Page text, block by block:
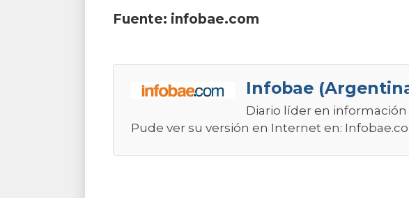
Fuente: infobae.com
Infobae
Diario líder en información
Pude ver su versión en Internet en: